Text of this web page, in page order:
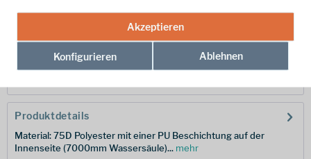
Die Wechsel Groundsheets bieten dir einen sicheren Schutz vor
Produktdetails
Material: 75D Polyester mit einer PU Beschichtung auf der
Innenseite (7000mm Wassersäule)... mehr
Akzeptieren
Konfigurieren Ablehnen